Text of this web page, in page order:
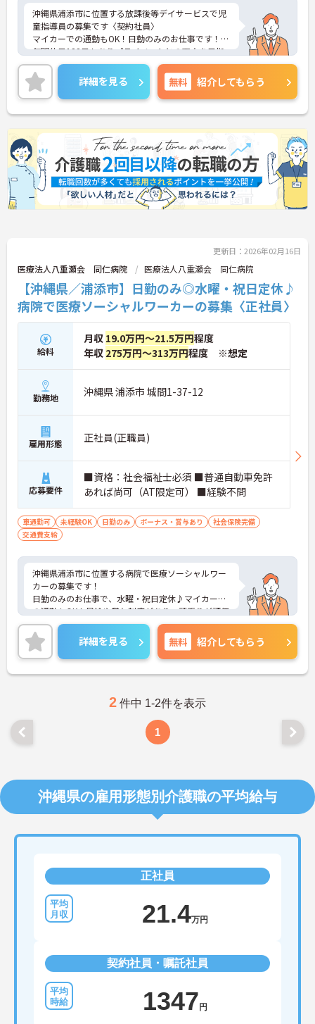
沖縄県浦添市に位置する放課後等デイサービスで児
童指導員の募集です〈契約社員〉
マイカーでの通勤もOK！日勤のみのお仕事です！
年間休日122日もありプライベートとの両立を目指
す方におすすめの環境です◎現場経験のない方でも
チャレンジできる職場で、しっかりとしたフォロー
体制で、経験に関わらず安心してスタートできま
す。
こちらの求人にご興味がございましたら面接のポイ
ントもお伝えしますので是非ご応募お待ちしており
ます。
詳細を見る 無料 紹介してもらう
更新日：2026年02月16日
医療法人八重瀬会 同仁病院 医療法人八重瀬会 同仁病院
【沖縄県／浦添市】日勤のみ◎水曜・祝日定休♪
病院で医療ソーシャルワーカーの募集〈正社員〉
給料
月収 19.0万円～21.5万円程度
年収 275万円～313万円程度 ※想定
勤務地 沖縄県 浦添市 城間1-37-12
雇用形態 正社員(正職員)
応募要件
■資格：社会福祉士必須 ■普通自動車免許
あれば尚可（AT限定可） ■経験不問
車通勤可 未経験OK 日勤のみ ボーナス・賞与あり
社会保険完備
交通費支給
沖縄県浦添市に位置する病院で医療ソーシャルワー
カーの募集です！
日勤のみのお仕事で、水曜・祝日定休♪マイカーで
の通勤もOK！昇給や賞与制度があり、頑張りが評価
されてしっかりと還元されます。さらに各種手当も
あるのは嬉しいポイントです◎現場経験のない方で
もチャレンジできる職場で、フォロー体制もあり、
経験に関わらず安心してスタートできます。
こちらの求人にご興味がございましたら面接のポイ
詳細を見る 無料 紹介してもらう
2 件中 1-2件を表示
1
沖縄県の雇用形態別介護職の平均給与
正社員
21.4万円
契約社員・嘱託社員
1347 円